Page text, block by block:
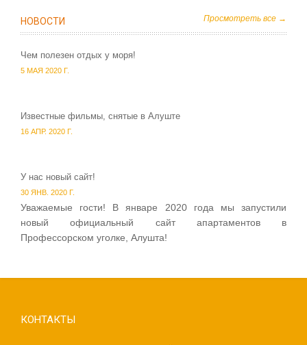
НОВОСТИ Просмотреть все →
Чем полезен отдых у моря!
5 МАЯ 2020 Г.
Известные фильмы, снятые в Алуште
16 АПР. 2020 Г.
У нас новый сайт!
30 ЯНВ. 2020 Г.
Уважаемые гости! В январе 2020 года мы запустили
новый официальный сайт апартаментов в
Профессорском уголке, Алушта!
КОНТАКТЫ